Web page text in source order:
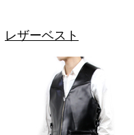
レザーベスト